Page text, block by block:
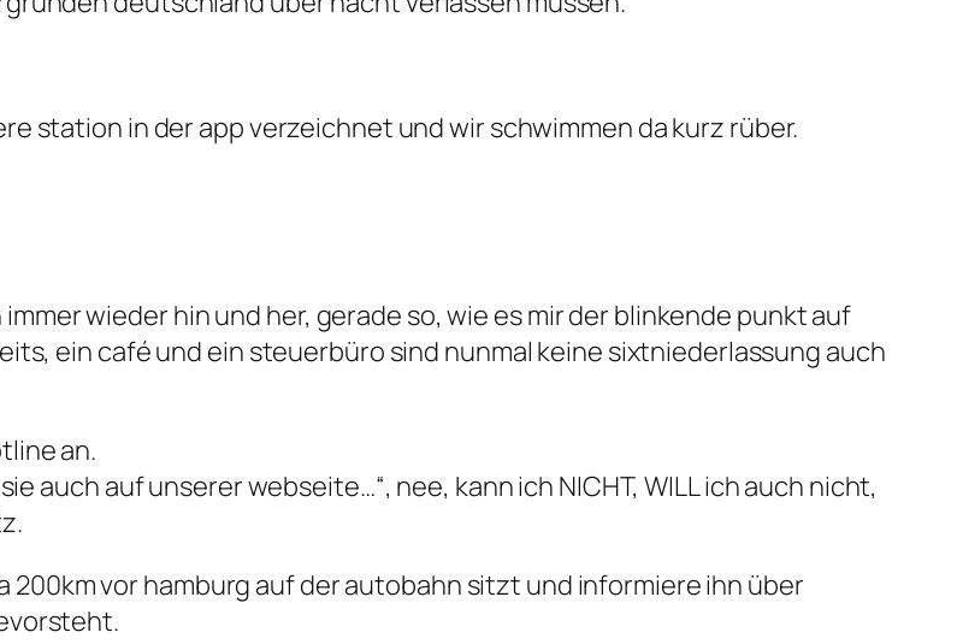
station in der app verzeichnet und wir schwimmen da kurz rüber.
wieder hin und her, gerade so, wie es mir der blinkende punkt auf
ein café und ein steuerbüro sind nunmal keine sixtniederlassung auch
an.
auch auf unserer webseite…“, nee, kann ich NICHT, WILL ich auch nicht,
vor hamburg auf der autobahn sitzt und informiere ihn über